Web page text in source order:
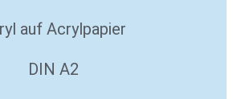
auf Acrylpapier
DIN A2